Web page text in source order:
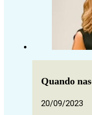
Quando
20/09/2023